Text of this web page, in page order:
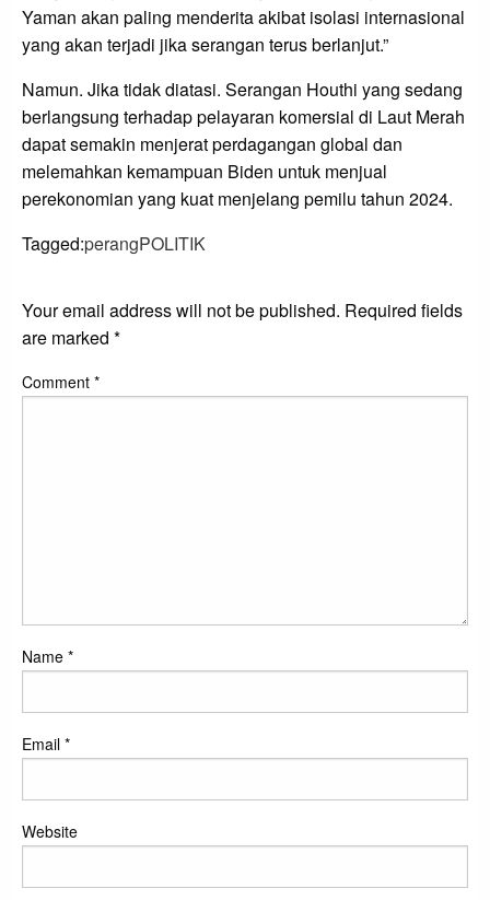
Yaman akan paling menderita akibat isolasi internasional
yang akan terjadi jika serangan terus berlanjut.”
Namun. Jika tidak diatasi. Serangan Houthi yang sedang
berlangsung terhadap pelayaran komersial di Laut Merah
dapat semakin menjerat perdagangan global dan
melemahkan kemampuan Biden untuk menjual
perekonomian yang kuat menjelang pemilu tahun 2024.
Tagged:perangPOLITIK
Your email address will not be published. Required fields
are marked *
Comment *
Name *
Email *
Website